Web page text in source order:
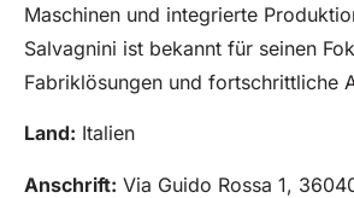
Maschinen und integrierte
Salvagnini ist bekannt für seinen
Fabriklösungen und fortschrittliche
Land: Italien
Anschrift: Via Guido Rossa 1,